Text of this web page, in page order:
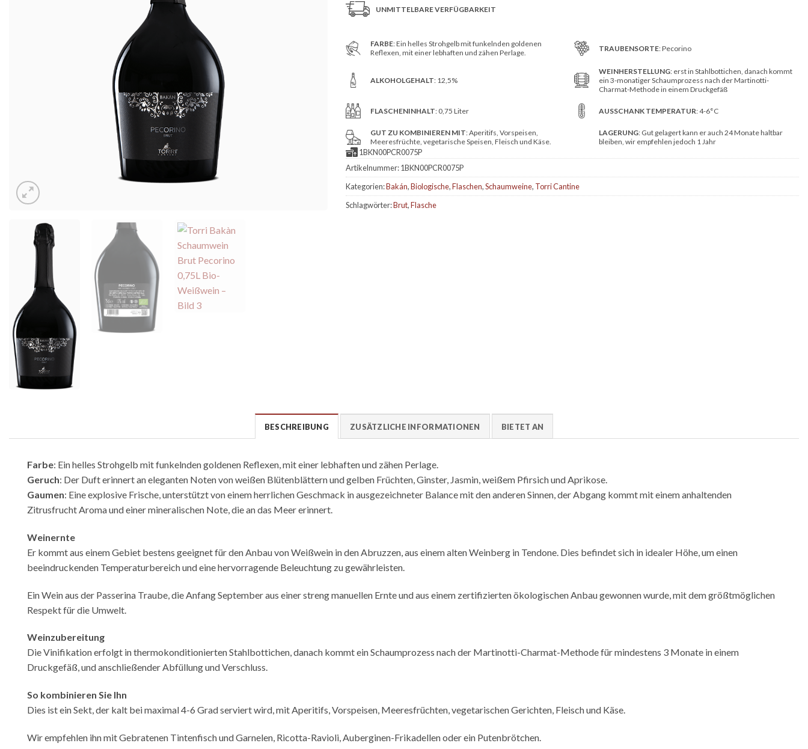
UNMITTELBARE VERFÜGBARKEIT
FARBE: Ein helles Strohgelb mit funkelnden goldenen
Reflexen, mit einer lebhaften und zähen Perlage.
TRAUBENSORTE: Pecorino
ALKOHOLGEHALT: 12,5%
WEINHERSTELLUNG: erst in Stahlbottichen, danach kommt
ein 3-monatiger Schaumprozess nach der Martinotti-
Charmat-Methode in einem Druckgefäß
FLASCHENINHALT: 0,75 Liter AUSSCHANK TEMPERATUR: 4-6°C
GUT ZU KOMBINIEREN MIT: Aperitifs, Vorspeisen,
Meeresfrüchte, vegetarische Speisen, Fleisch und Käse.
LAGERUNG: Gut gelagert kann er auch 24 Monate haltbar
bleiben, wir empfehlen jedoch 1 Jahr
1BKN00PCR0075P
Artikelnummer:1BKN00PCR0075P
Kategorien:Bakán,Biologische,Flaschen,Schaumweine, Torri Cantine
Schlagwörter:Brut,Flasche
BESCHREIBUNG ZUSÄTZLICHE INFORMATIONEN BIETET AN
Farbe: Ein helles Strohgelb mit funkelnden goldenen Reflexen, mit einer lebhaften und zähen Perlage.
Geruch: Der Duft erinnert an eleganten Noten von weißen Blütenblättern und gelben Früchten, Ginster, Jasmin, weißem Pfirsich und Aprikose.
Gaumen: Eine explosive Frische, unterstützt von einem herrlichen Geschmack in ausgezeichneter Balance mit den anderen Sinnen, der Abgang kommt mit einem anhaltenden
Zitrusfrucht Aroma und einer mineralischen Note, die an das Meer erinnert.
Weinernte
Er kommt aus einem Gebiet bestens geeignet für den Anbau von Weißwein in den Abruzzen, aus einem alten Weinberg in Tendone. Dies befindet sich in idealer Höhe, um einen
beeindruckenden Temperaturbereich und eine hervorragende Beleuchtung zu gewährleisten.
Ein Wein aus der Passerina Traube, die Anfang September aus einer streng manuellen Ernte und aus einem zertifizierten ökologischen Anbau gewonnen wurde, mit dem größtmöglichen
Respekt für die Umwelt.
Weinzubereitung
Die Vinifikation erfolgt in thermokonditionierten Stahlbottichen, danach kommt ein Schaumprozess nach der Martinotti-Charmat-Methode für mindestens 3 Monate in einem
Druckgefäß, und anschließender Abfüllung und Verschluss.
So kombinieren Sie Ihn
Dies ist ein Sekt, der kalt bei maximal 4-6 Grad serviert wird, mit Aperitifs, Vorspeisen, Meeresfrüchten, vegetarischen Gerichten, Fleisch und Käse.
Wir empfehlen ihn mit Gebratenen Tintenfisch und Garnelen, Ricotta-Ravioli, Auberginen-Frikadellen oder ein Putenbrötchen.